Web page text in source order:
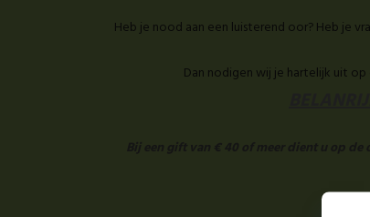
Heb je nood aan een luisterend oor? Heb je
Dan nodigen wij je hartelijk uit